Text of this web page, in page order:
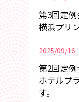
第3回定
横浜プリ
2025/09/16
第2回定例
ホテルプ
す。